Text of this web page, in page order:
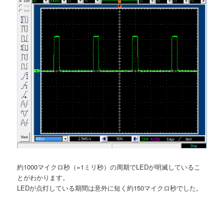
約1000マイクロ秒（=1ミリ秒）の周期でLEDが明滅しているこ
とがわかります。
LEDが点灯している期間は意外に短く約150マイクロ秒でした。